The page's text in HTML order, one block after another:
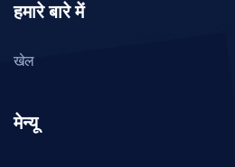
हमारे बारे में
खेल
मेन्यू